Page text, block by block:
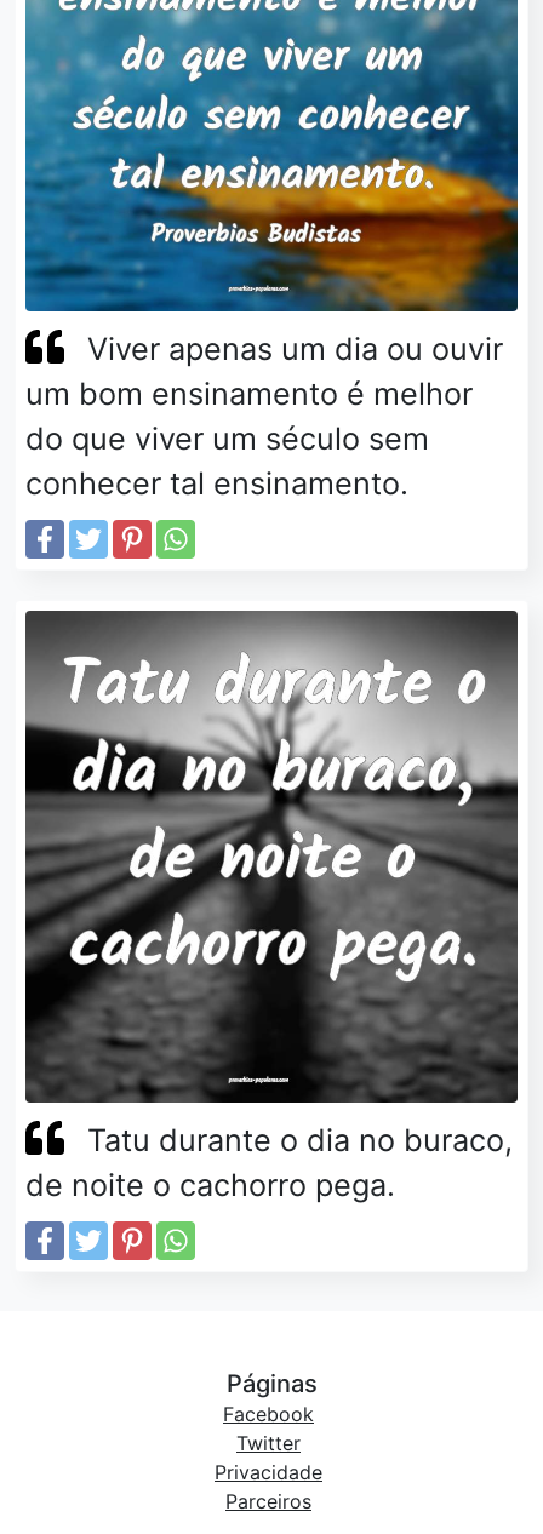
Viver apenas um dia ou ouvir
um bom ensinamento é melhor
do que viver um século sem
conhecer tal ensinamento.
Tatu durante o dia no buraco,
de noite o cachorro pega.
Páginas
Facebook
Twitter
Privacidade
Parceiros